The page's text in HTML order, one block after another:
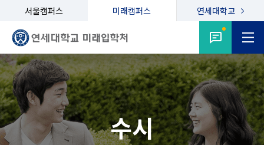
서울캠퍼스 미래캠퍼스 연세대학교
수시